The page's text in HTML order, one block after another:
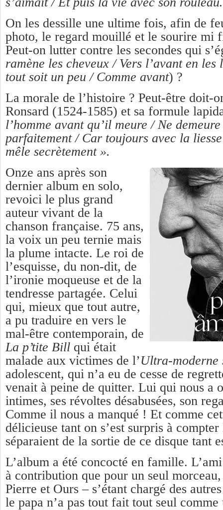
On les dessille une ultime fois, afin de
photo, le regard mouillé et le sourire mi
Peut-on lutter contre les secondes qui
ramène les cheveux / Vers l’avant en
tout soit un peu / Comme avant) ?
La morale de l’histoire ? Peut-être doit-
Ronsard (1524-1585) et sa formule
l’homme avant qu’il meure / Ne
parfaitement / Car toujours avec la
mêle secrètement ».
Onze ans après son
dernier album en solo,
revoici le plus grand
auteur vivant de la
chanson française. 75 ans,
la voix un peu ternie mais
la plume intacte. Le roi de
l’esquisse, du non-dit, de
l’ironie moqueuse et de la
tendresse partagée. Celui
qui, mieux que tout autre,
a pu traduire en vers le
mal-être contemporain, de
La p’tite Bill qui était
malade aux victimes de l’Ultra-moderne
adolescent, qui n’a eu de cesse de
venait à peine de quitter. Lui qui nous a
intimes, ses révoltes désabusées, son
Comme il nous a manqué ! Et comme
délicieuse tant on s’est surpris à
séparaient de la sortie de ce disque tant
L’album a été concocté en famille.
à contribution que pour un seul
Pierre et Ours – s’étant chargé des
le papa n’a pas tout fait tout seul